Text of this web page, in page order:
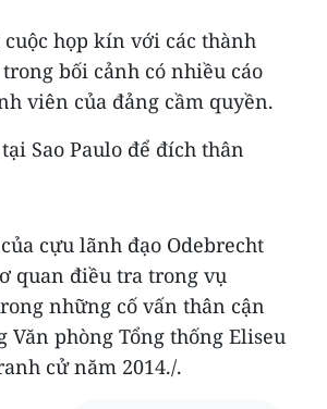
họp kín với các thành
bối cảnh có nhiều cáo
viên của đảng cầm quyền.
Sao Paulo để đích thân
cựu lãnh đạo Odebrecht
quan điều tra trong vụ
những cố vấn thân cận
Văn phòng Tổng thống Eliseu
cử năm 2014./.